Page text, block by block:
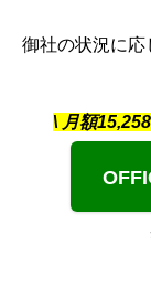
御社の状況に応
\ 月額